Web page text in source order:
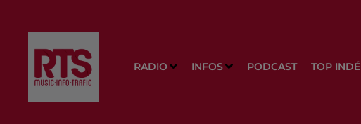
RADIO INFOS PODCAST TOP INDÉ